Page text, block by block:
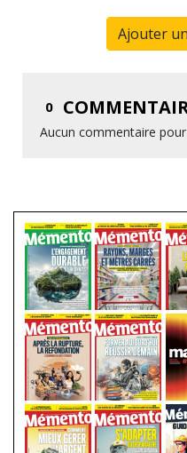
Ajouter
0
Aucun commentaire